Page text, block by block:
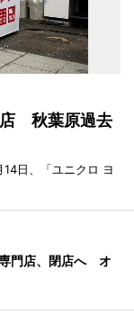
店 秋葉原過去
日、「ユニクロ ヨ
門店、閉店へ オ